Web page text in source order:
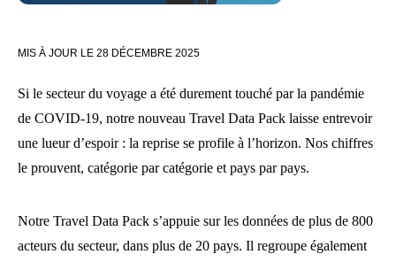
MIS À JOUR LE 28 DÉCEMBRE 2025
Si le secteur du voyage a été durement touché par la pandémie
de COVID-19, notre nouveau Travel Data Pack laisse entrevoir
une lueur d’espoir : la reprise se profile à l’horizon. Nos chiffres
le prouvent, catégorie par catégorie et pays par pays.
Notre Travel Data Pack s’appuie sur les données de plus de 800
acteurs du secteur, dans plus de 20 pays. Il regroupe également